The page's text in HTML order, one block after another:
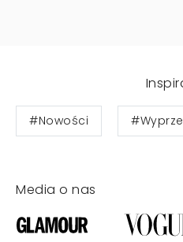
#Nowości
Media o nas